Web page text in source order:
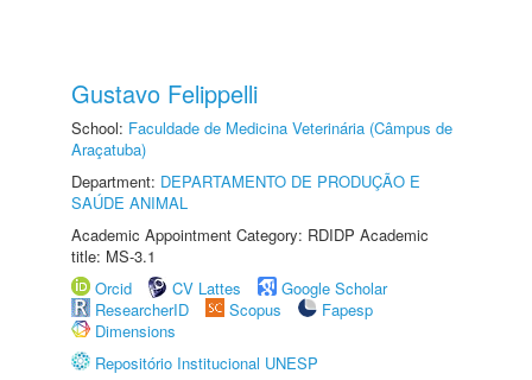
Gustavo Felippelli
School: Faculdade de Medicina Veterinária (Câmpus de
Araçatuba)
Department: DEPARTAMENTO DE PRODUÇÃO E
SAÚDE ANIMAL
Academic Appointment Category: RDIDP Academic
title: MS-3.1
Orcid
CV Lattes
Google Scholar
ResearcherID
Scopus
Fapesp
Dimensions
Repositório Institucional UNESP